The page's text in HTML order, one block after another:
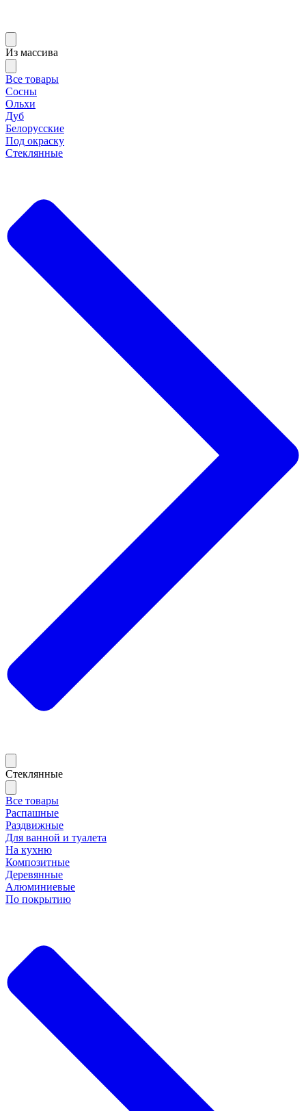
Из массива
Все товары
Сосны
Ольхи
Дуб
Белорусские
Под окраску
Стеклянные
Стеклянные
Все товары
Распашные
Раздвижные
Для ванной и туалета
На кухню
Композитные
Деревянные
Алюминиевые
По покрытию